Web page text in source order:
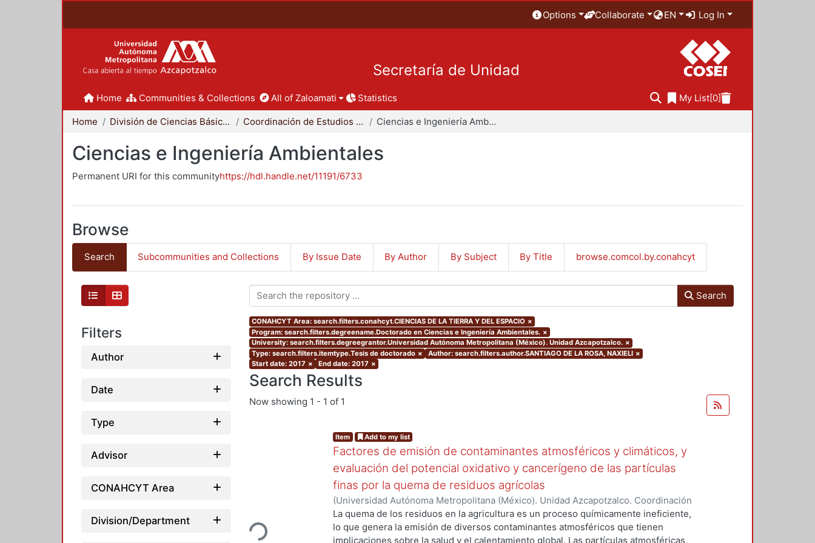
Options Collaborate EN Log In
Secretaría de Unidad
Home Communities & Collections All of Zaloamati Statistics My List[0]
Home División de Ciencias Básicas e Ingeniería Coordinación de Estudios de Posgrado - CBI Ciencias e Ingeniería Ambientales
Ciencias e Ingeniería Ambientales
Permanent URI for this communityhttps://hdl.handle.net/11191/6733
Browse
Search Subcommunities and Collections By Issue Date By Author By Subject By Title browse.comcol.by.conahcyt
Filters
Author
Date
Type
Advisor
CONAHCYT Area
Division/Department
Search
CONAHCYT Area: search.filters.conahcyt.CIENCIAS DE LA TIERRA Y DEL ESPACIO ×
Program: search.filters.degreename.Doctorado en Ciencias e Ingeniería Ambientales. ×
University: search.filters.degreegrantor.Universidad Autónoma Metropolitana (México). Unidad Azcapotzalco. ×
Type: search.filters.itemtype.Tesis de doctorado × Author: search.filters.author.SANTIAGO DE LA ROSA, NAXIELI ×
Start date: 2017 × End date: 2017 ×
Search Results
Now showing 1 - 1 of 1
Loading...
Item Add to my list
Factores de emisión de contaminantes atmosféricos y climáticos, y
evaluación del potencial oxidativo y cancerígeno de las partículas
finas por la quema de residuos agrícolas
(Universidad Autónoma Metropolitana (México). Unidad Azcapotzalco. Coordinación
de Servicios de Información.,2017)SANTIAGO DE LA ROSA, NAXIELI
La quema de los residuos en la agricultura es un proceso químicamente ineficiente,
lo que genera la emisión de diversos contaminantes atmosféricos que tienen
implicaciones sobre la salud y el calentamiento global. Las partículas atmosféricas,